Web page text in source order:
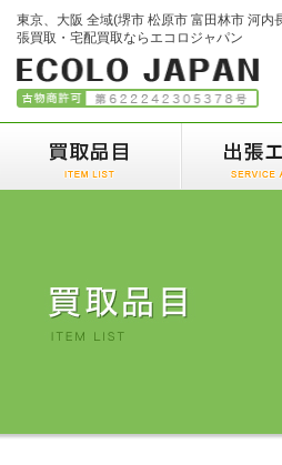
東京、大阪 全域(堺市 松原市 富田林市 河内
張買取・宅配買取ならエコロジャパン